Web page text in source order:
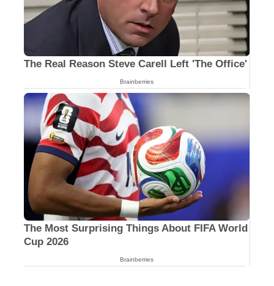
The Real Reason Steve Carell Left 'The Office'
Brainberries
The Most Surprising Things About FIFA World
Cup 2026
Brainberries